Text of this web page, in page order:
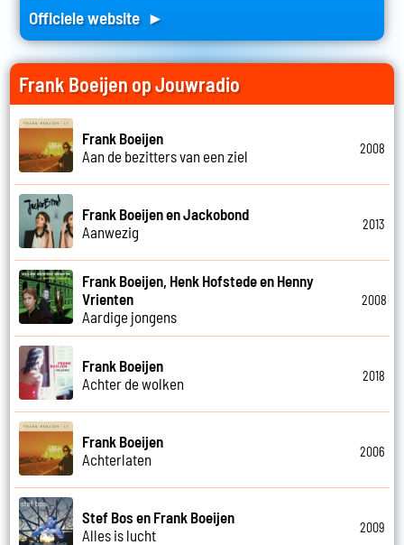
Officiele website ►
Frank Boeijen op Jouwradio
Frank Boeijen
Aan de bezitters van een ziel
2008
Frank Boeijen en Jackobond
Aanwezig
2013
Frank Boeijen, Henk Hofstede en Henny
Vrienten
Aardige jongens
2008
Frank Boeijen
Achter de wolken
2018
Frank Boeijen
Achterlaten
2006
Stef Bos en Frank Boeijen
Alles is lucht
2009